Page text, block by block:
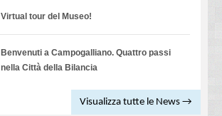
Virtual tour del Museo!
Benvenuti a Campogalliano. Quattro passi
nella Città della Bilancia
Visualizza tutte le News →